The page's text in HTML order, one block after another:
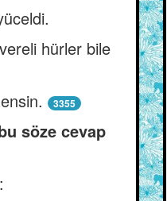
hürler bile
3355
söze cevap